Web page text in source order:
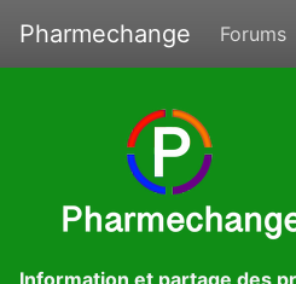
Pharmechange Forums
Information et partage des